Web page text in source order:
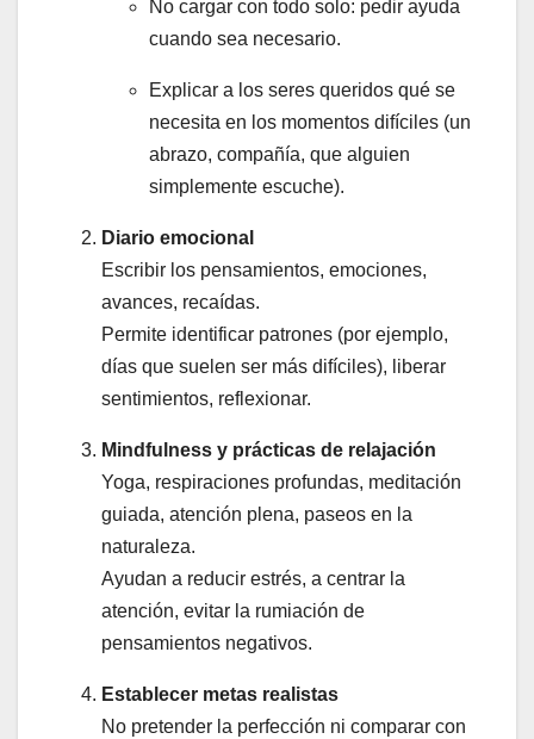
No cargar con todo solo: pedir ayuda
cuando sea necesario.
Explicar a los seres queridos qué se
necesita en los momentos difíciles (un
abrazo, compañía, que alguien
simplemente escuche).
Diario emocional
Escribir los pensamientos, emociones,
avances, recaídas.
Permite identificar patrones (por ejemplo,
días que suelen ser más difíciles), liberar
sentimientos, reflexionar.
Mindfulness y prácticas de relajación
Yoga, respiraciones profundas, meditación
guiada, atención plena, paseos en la
naturaleza.
Ayudan a reducir estrés, a centrar la
atención, evitar la rumiación de
pensamientos negativos.
Establecer metas realistas
No pretender la perfección ni comparar con